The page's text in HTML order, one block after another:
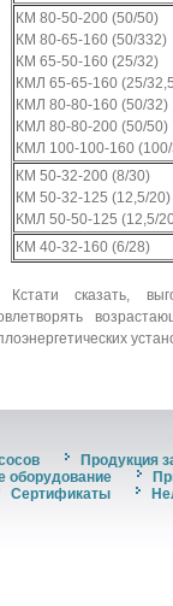
КМ 80-50-200 (50/50)
КМ 80-65-160 (50/332)
КМ 65-50-160 (25/32)
КМЛ 65-65-160 (25/
КМЛ 80-80-160 (50/32)
КМЛ 80-80-200 (50/50)
КМЛ 100-100-160
КМ 50-32-200 (8/30)
КМ 50-32-125 (12,5/20)
КМЛ 50-50-125 (12,5/
КМ 40-32-160 (6/28)
сказать,
Продукция
оборудование
Сертификаты